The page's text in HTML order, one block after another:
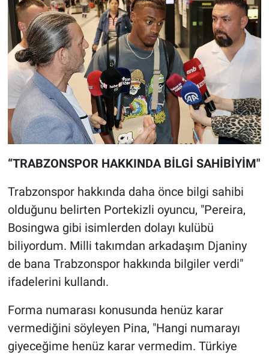
“TRABZONSPOR HAKKINDA BİLGİ SAHİBİYİM"
Trabzonspor hakkında daha önce bilgi sahibi
olduğunu belirten Portekizli oyuncu, "Pereira,
Bosingwa gibi isimlerden dolayı kulübü
biliyordum. Milli takımdan arkadaşım Djaniny
de bana Trabzonspor hakkında bilgiler verdi"
ifadelerini kullandı.
Forma numarası konusunda henüz karar
vermediğini söyleyen Pina, "Hangi numarayı
giyeceğime henüz karar vermedim. Türkiye